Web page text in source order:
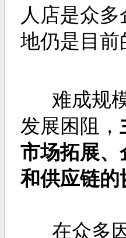
人店是众
地仍是目前
难成规模
发展困阻，
市场拓展、
和供应链的
在众多